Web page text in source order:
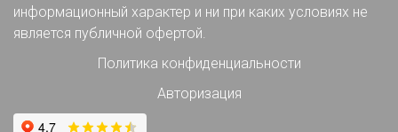
информационный характер и ни при каких условиях не
является публичной офертой.
Политика конфиденциальности
Авторизация